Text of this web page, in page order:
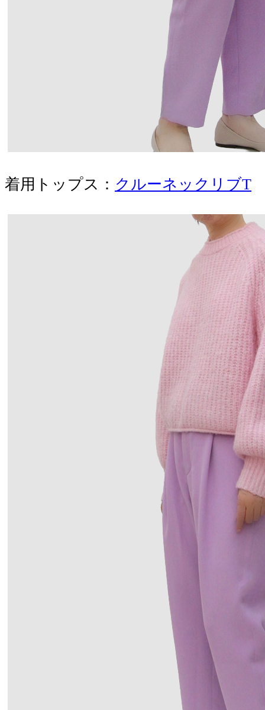
着用トップス： クルーネックリブT